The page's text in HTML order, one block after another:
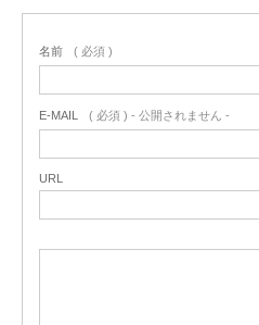
名前 ( 必須 )
E-MAIL ( 必須 ) - 公開されません -
URL